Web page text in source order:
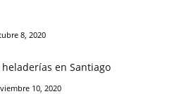
8, 2020
heladerías en Santiago
10, 2020